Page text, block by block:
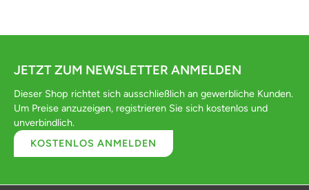
JETZT ZUM NEWSLETTER ANMELDEN
Dieser Shop richtet sich ausschließlich an gewerbliche Kunden.
Um Preise anzuzeigen, registrieren Sie sich kostenlos und
unverbindlich.
KOSTENLOS ANMELDEN